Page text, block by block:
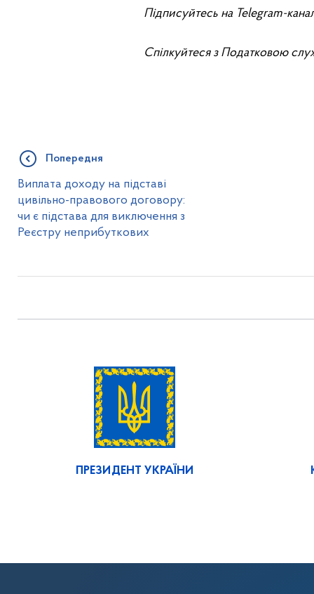
Підписуйтесь на Telegram-
Спілкуйтеся з Податковою
Попередня
Виплата доходу на підставі
цивільно-правового договору:
чи є підстава для виключення з
Реєстру неприбуткових
ПРЕЗИДЕНТ УКРАЇНИ